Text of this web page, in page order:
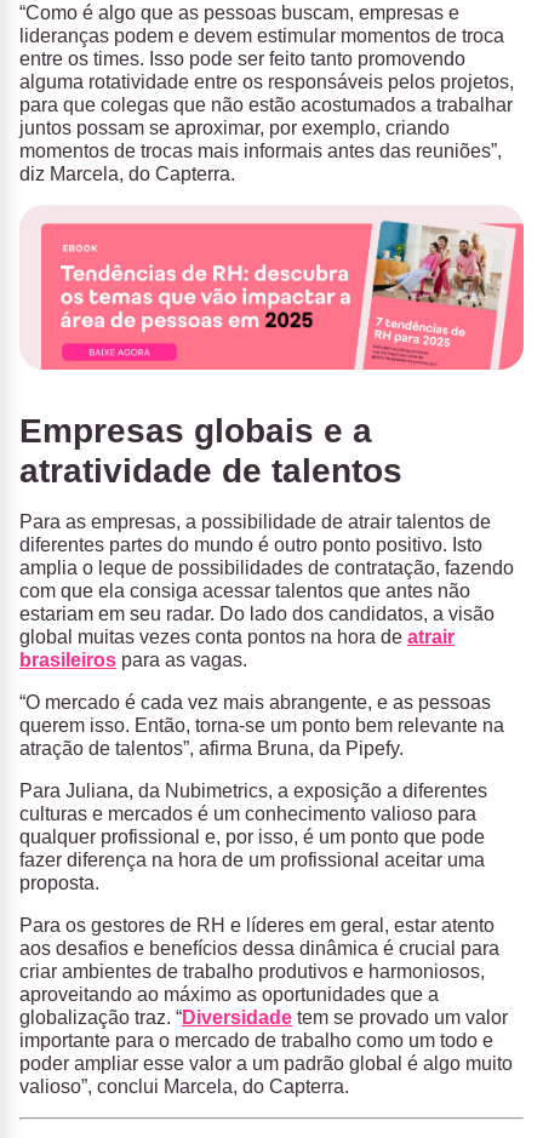
“Como é algo que as pessoas buscam, empresas e
lideranças podem e devem estimular momentos de troca
entre os times. Isso pode ser feito tanto promovendo
alguma rotatividade entre os responsáveis pelos projetos,
para que colegas que não estão acostumados a trabalhar
juntos possam se aproximar, por exemplo, criando
momentos de trocas mais informais antes das reuniões”,
diz Marcela, do Capterra.
Empresas globais e a
atratividade de talentos
Para as empresas, a possibilidade de atrair talentos de
diferentes partes do mundo é outro ponto positivo. Isto
amplia o leque de possibilidades de contratação, fazendo
com que ela consiga acessar talentos que antes não
estariam em seu radar. Do lado dos candidatos, a visão
global muitas vezes conta pontos na hora de atrair
brasileiros para as vagas.
“O mercado é cada vez mais abrangente, e as pessoas
querem isso. Então, torna-se um ponto bem relevante na
atração de talentos”, afirma Bruna, da Pipefy.
Para Juliana, da Nubimetrics, a exposição a diferentes
culturas e mercados é um conhecimento valioso para
qualquer profissional e, por isso, é um ponto que pode
fazer diferença na hora de um profissional aceitar uma
proposta.
Para os gestores de RH e líderes em geral, estar atento
aos desafios e benefícios dessa dinâmica é crucial para
criar ambientes de trabalho produtivos e harmoniosos,
aproveitando ao máximo as oportunidades que a
globalização traz. “Diversidade tem se provado um valor
importante para o mercado de trabalho como um todo e
poder ampliar esse valor a um padrão global é algo muito
valioso”, conclui Marcela, do Capterra.